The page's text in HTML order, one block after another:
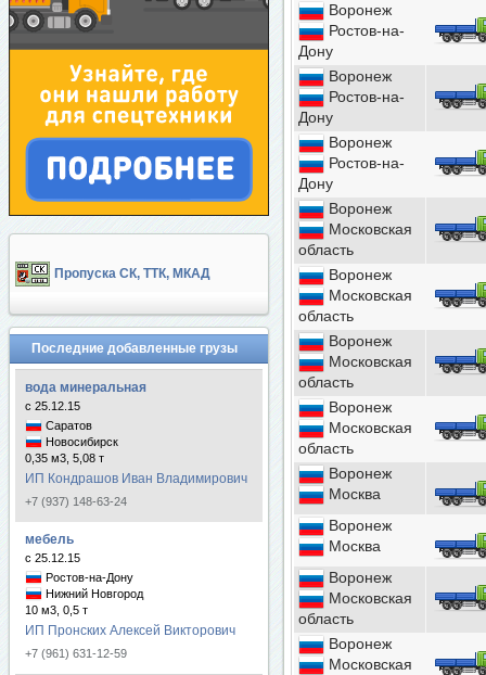
Пропуска СК, ТТК, МКАД
Последние добавленные грузы
вода минеральная
с 25.12.15
Саратов
Новосибирск
0,35 м3, 5,08 т
ИП Кондрашов Иван Владимирович
+7 (937) 148-63-24
мебель
с 25.12.15
Ростов-на-Дону
Нижний Новгород
10 м3, 0,5 т
ИП Пронских Алексей Викторович
+7 (961) 631-12-59
Воронеж
Ростов-на-
Дону
Воронеж
Ростов-на-
Дону
Воронеж
Ростов-на-
Дону
Воронеж
Московская
область
Воронеж
Московская
область
Воронеж
Московская
область
Воронеж
Московская
область
Воронеж
Москва
Воронеж
Москва
Воронеж
Московская
область
Воронеж
Московская